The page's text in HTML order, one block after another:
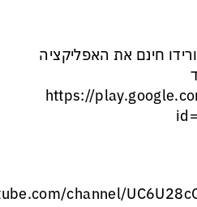
חינם את האפליקציה
‏https://
channel/